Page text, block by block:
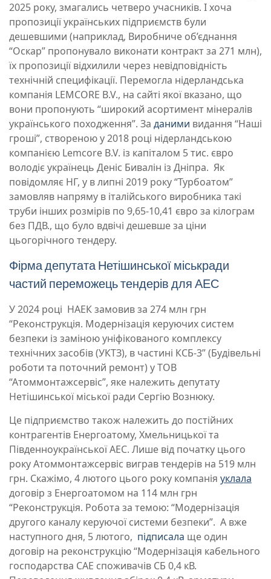
2025 року, змагались четверо учасників. І хоча
пропозиції українських підприємств були
дешевшими (наприклад, Виробниче об’єднання
“Оскар” пропонувало виконати контракт за 271 млн),
їх пропозиції відхилили через невідповідність
технічній специфікації. Перемогла нідерландська
компанія LEMCORE B.V., на сайті якої вказано, що
вони пропонують “широкий асортимент мінералів
українського походження”. За даними видання “Наші
гроші”, створеною у 2018 році нідерландською
компанією Lemcore B.V. із капіталом 5 тис. євро
володіє українець Деніс Бивалін із Дніпра. Як
повідомляє НГ, у в липні 2019 року “Турбоатом”
замовляв напряму в італійського виробника такі
труби інших розмірів по 9,65-10,41 євро за кілограм
без ПДВ., що було вдвічі дешевше за ціни
цьогорічного тендеру.
Фірма депутата Нетішинської міськради
частий переможець тендерів для АЕС
У 2024 році НАЕК замовив за 274 млн грн
“Реконструкція. Модернізація керуючих систем
безпеки із заміною уніфікованого комплексу
технічних засобів (УКТЗ), в частині КСБ-3” (Будівельні
роботи та поточний ремонт) у ТОВ
“Атоммонтажсервіс”, яке належить депутату
Нетішинської міської ради Сергію Вознюку.
Це підприємство також належить до постійних
контрагентів Енергоатому, Хмельницької та
Південноукраїнської АЕС. Лише від початку цього
року Атоммонтажсервіс виграв тендерів на 519 млн
грн. Скажімо, 4 лютого цього року компанія уклала
договір з Енергоатомом на 114 млн грн
“Реконструкція. Робота за темою: “Модернізація
другого каналу керуючої системи безпеки”. А вже
наступного дня, 5 лютого, підписала ще один
договір на реконструкцію “Модернізація кабельного
господарства САЕ споживачів СБ 0,4 кВ.